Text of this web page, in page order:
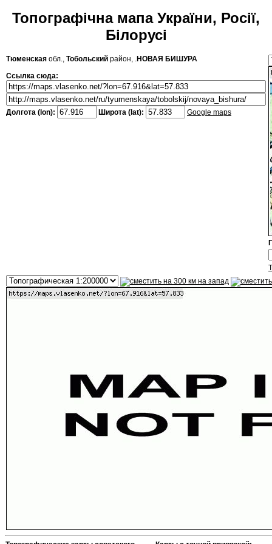
Топографічна мапа України, Росії,
Білорусі
Тюменская обл., Тобольский район, .НОВАЯ БИШУРА
Ссылка сюда:
Долгота (lon): Широта (lat): Google maps